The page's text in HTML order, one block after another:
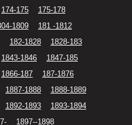
174-175
175-178
1809
181 -1812
182-1828
1828-183
1843-1846
1847-185
1866-187
187-1876
1887-1888
1888-1889
1892-1893
1893-1894
1897--1898